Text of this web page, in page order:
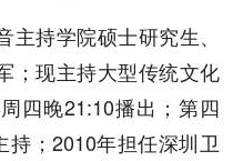
持学院硕士研究生、
；现主持大型传统文化
四晚21:10播出；第四
持；2010年担任深圳卫